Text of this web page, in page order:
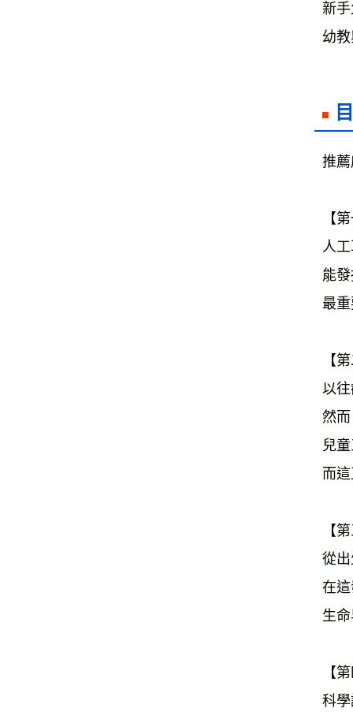
新
幼
推
【
人
能
最
【
以
然
兒
而
【
從
在
生
【
科